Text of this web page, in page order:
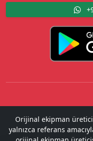
Orijinal ekipman
yalnızca referans